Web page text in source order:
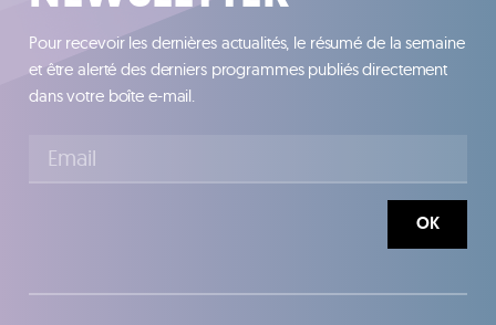
Pour recevoir les dernières actualités, le résumé de la semaine
et être alerté des derniers programmes publiés directement
dans votre boîte e-mail.
OK